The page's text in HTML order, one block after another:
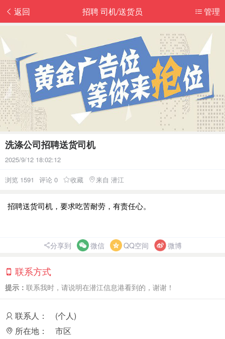
返回 管理
招聘 司机/送货员
洗涤公司招聘送货司机
2025/9/12 18:02:12
浏览 1591 评论 0 收藏 来自 潜江
招聘送货司机，要求吃苦耐劳，有责任心。
分享到 微信 QQ空间 微博
联系方式
提示： 联系我时，请说明在潜江信息港看到的，谢谢！
联系人：
(个人)
所在地：
市区